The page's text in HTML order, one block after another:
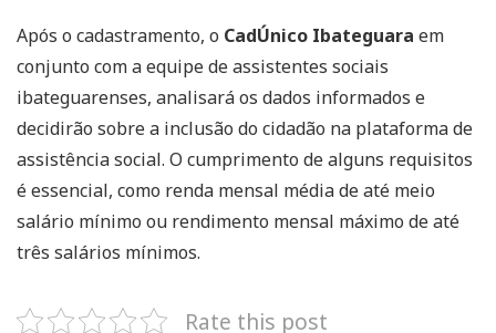
Após o cadastramento, o CadÚnico Ibateguara em
conjunto com a equipe de assistentes sociais
ibateguarenses, analisará os dados informados e
decidirão sobre a inclusão do cidadão na plataforma de
assistência social. O cumprimento de alguns requisitos
é essencial, como renda mensal média de até meio
salário mínimo ou rendimento mensal máximo de até
três salários mínimos.
Rate this post